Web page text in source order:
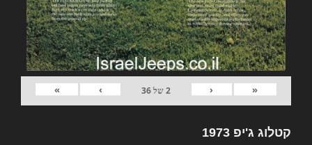
«
‹
2של36
›
»
קטלוג ג'יפ 1973